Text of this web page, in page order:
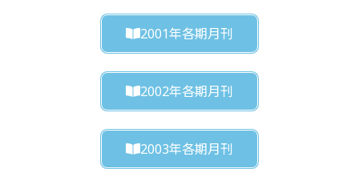
2001年各期月刊
2002年各期月刊
2003年各期月刊